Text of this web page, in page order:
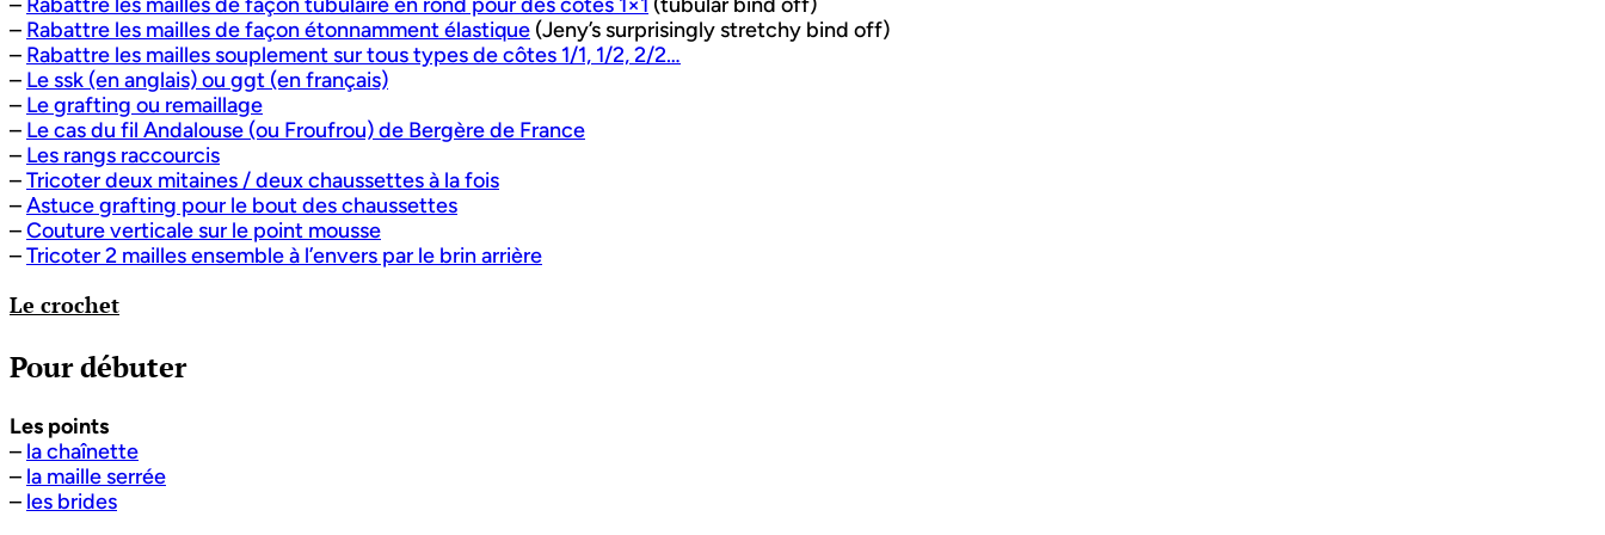
– Rabattre les mailles de façon tubulaire en rond pour des côtes 1×1 (tubular bind off)
– Rabattre les mailles de façon étonnamment élastique (Jeny’s surprisingly stretchy bind off)
– Rabattre les mailles souplement sur tous types de côtes 1/1, 1/2, 2/2…
– Le ssk (en anglais) ou ggt (en français)
– Le grafting ou remaillage
– Le cas du fil Andalouse (ou Froufrou) de Bergère de France
– Les rangs raccourcis
–Tricoter deux mitaines / deux chaussettes à la fois
–Astuce grafting pour le bout des chaussettes
–Couture verticale sur le point mousse
–Tricoter 2 mailles ensemble à l’envers par le brin arrière
Le crochet
Pour débuter
Les points
– la chaînette
– la maille serrée
– les brides